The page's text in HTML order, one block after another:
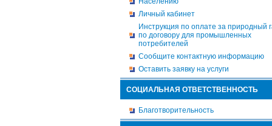
Личный кабинет
Инструкция по оплате за природный
по договору для промышленных
потребителей
Сообщите контактную информацию
Оставить заявку на услуги
СОЦИАЛЬНАЯ ОТВЕТСТВЕННОСТЬ
Благотворительность